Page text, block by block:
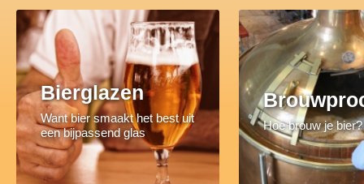
Bierglazen
Want bier smaakt het best uit
een bijpassend glas
Hoe brouw je bier?